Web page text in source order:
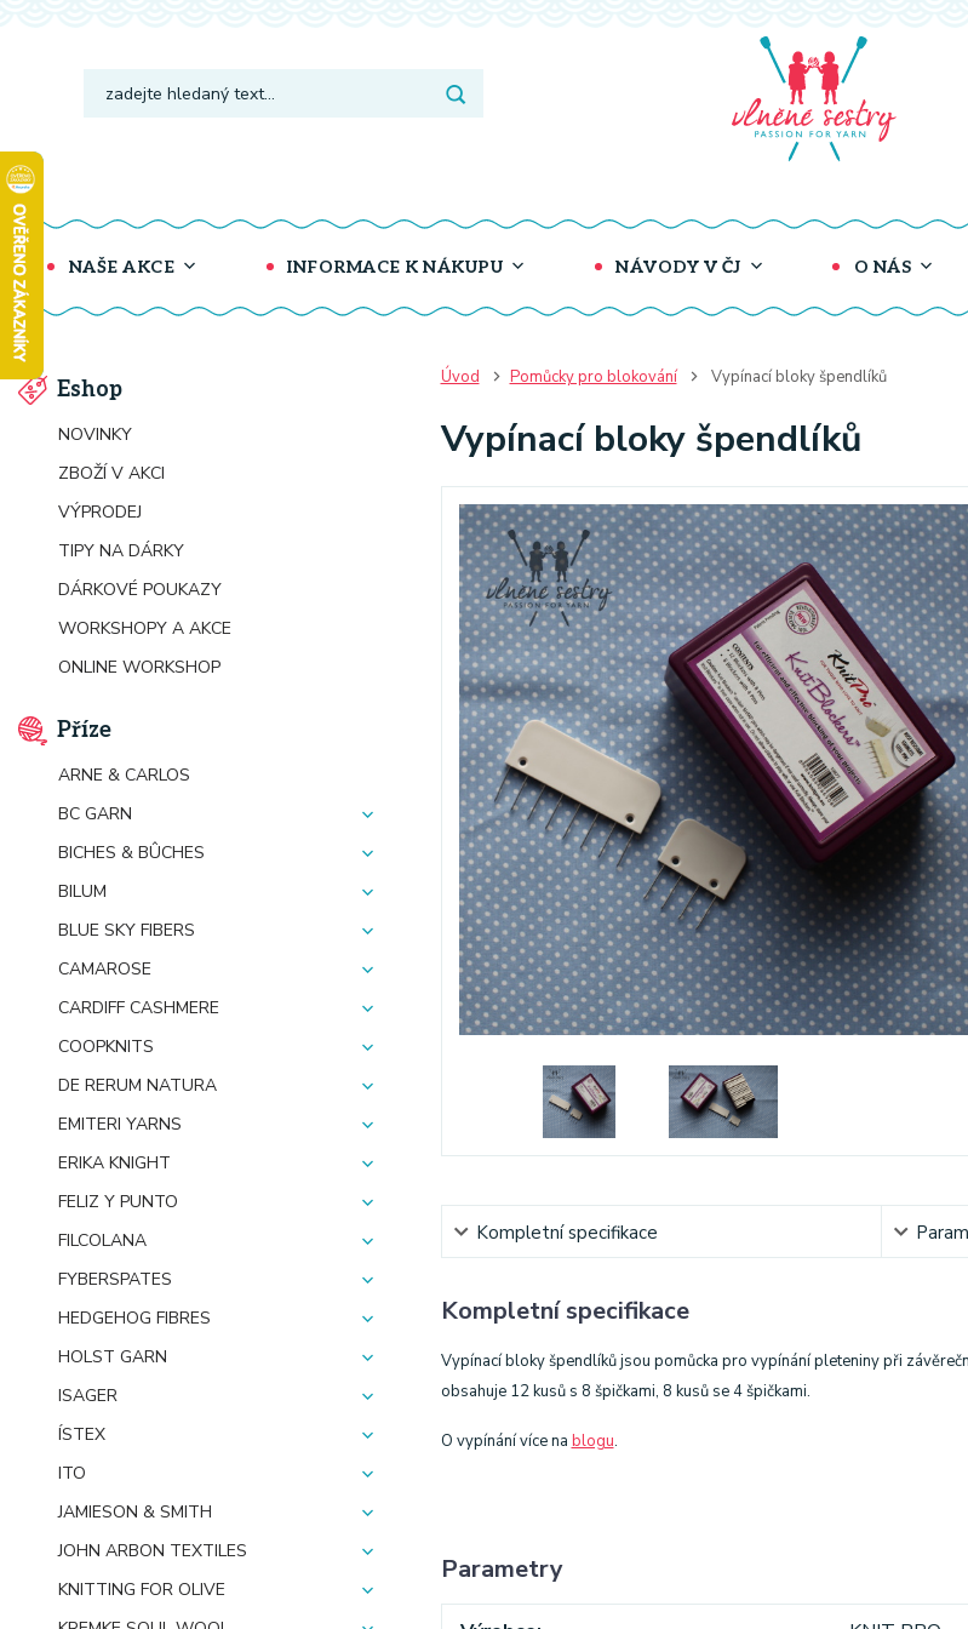
NAŠE AKCE INFORMACE K NÁKUPU NÁVODY V ČJ O NÁS
Eshop
NOVINKY
ZBOŽÍ V AKCI
VÝPRODEJ
TIPY NA DÁRKY
DÁRKOVÉ POUKAZY
WORKSHOPY A AKCE
ONLINE WORKSHOP
Příze
ARNE & CARLOS
BC GARN
BICHES & BÛCHES
BILUM
BLUE SKY FIBERS
CAMAROSE
CARDIFF CASHMERE
COOPKNITS
DE RERUM NATURA
EMITERI YARNS
ERIKA KNIGHT
FELIZ Y PUNTO
FILCOLANA
FYBERSPATES
HEDGEHOG FIBRES
HOLST GARN
ISAGER
ÍSTEX
ITO
JAMIESON & SMITH
JOHN ARBON TEXTILES
KNITTING FOR OLIVE
Úvod Pomůcky pro blokování Vypínací bloky špendlíků
Vypínací bloky špendlíků
Kompletní specifikace
Kompletní specifikace
Vypínací bloky špendlíků jsou pomůcka pro vypínání pleteniny při
obsahuje 12 kusů s 8 špičkami, 8 kusů se 4 špičkami.
O vypínání více na blogu.
Parametry